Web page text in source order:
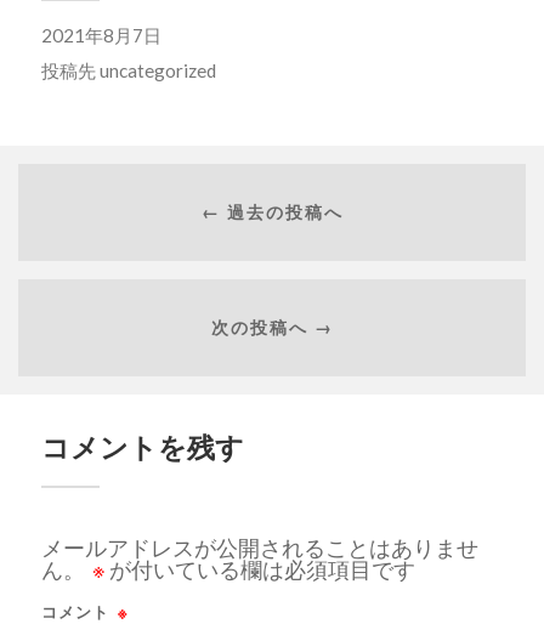
2021年8月7日
投稿先uncategorized
← 過去の投稿へ
次の投稿へ →
コメントを残す
メールアドレスが公開されることはありませ
ん。
※ が付いている欄は必須項目です
コメント ※